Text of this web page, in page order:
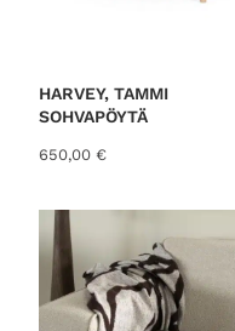
HARVEY, TAMMI
SOHVAPÖYTÄ
650,00 €